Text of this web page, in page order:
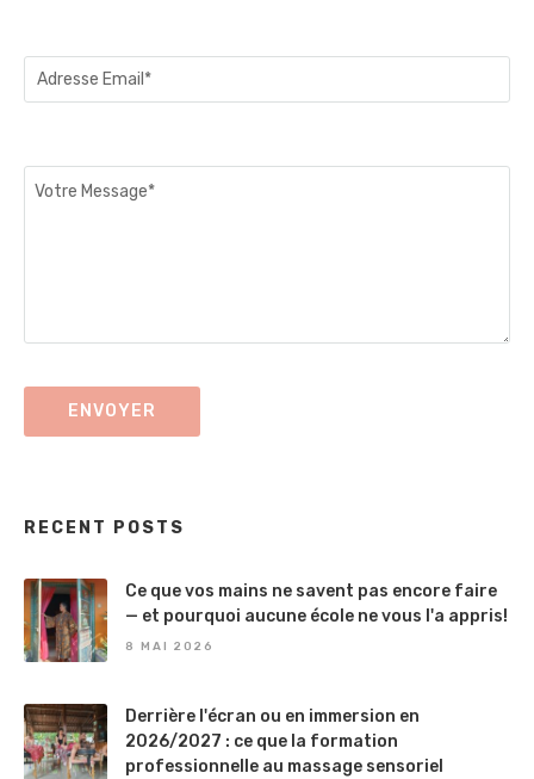
RECENT POSTS
Ce que vos mains ne savent pas encore faire
— et pourquoi aucune école ne vous l'a appris!
8 MAI 2026
Derrière l'écran ou en immersion en
2026/2027 : ce que la formation
professionnelle au massage sensoriel